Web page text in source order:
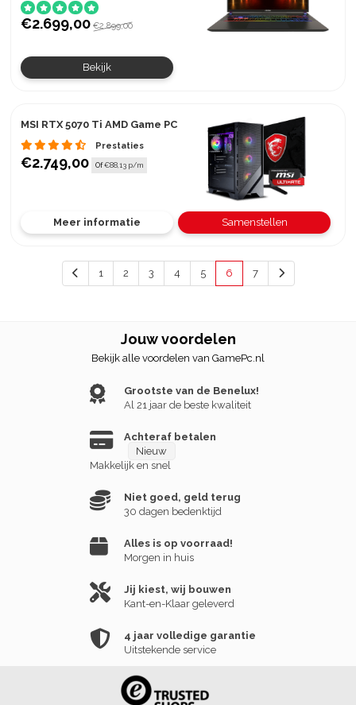
€2.699,00 €2.899,00
Bekijk
MSI RTX 5070 Ti AMD Game PC
Prestaties
€2.749,00 Of€88,13 p/m
Meer informatie Samenstellen
1 2 3 4 5 6 7
Jouw voordelen
Bekijk alle voordelen van GamePc.nl
Grootste van de Benelux!
Al 21 jaar de beste kwaliteit
Achteraf betalen
Nieuw
Makkelijk en snel
Niet goed, geld terug
30 dagen bedenktijd
Alles is op voorraad!
Morgen in huis
Jij kiest, wij bouwen
Kant-en-Klaar geleverd
4 jaar volledige garantie
Uitstekende service